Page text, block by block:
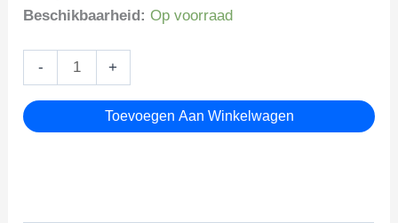
Beschikbaarheid: Op voorraad
-
sleutelhanger
aantal
+
Toevoegen Aan Winkelwagen